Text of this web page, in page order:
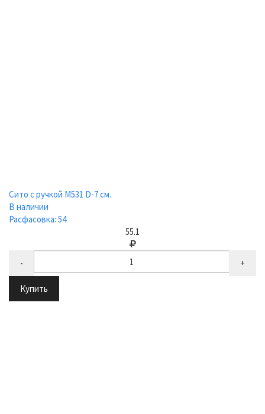
Сито с ручкой М531 D-7 см.
В наличии
Расфасовка: 54
55.1
- +
Купить